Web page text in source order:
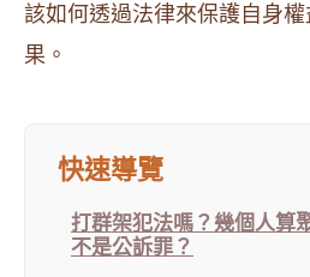
該如何透過法律來保護自身
果。
快速導覽
打群架犯法嗎？幾個人算
不是公訴罪？